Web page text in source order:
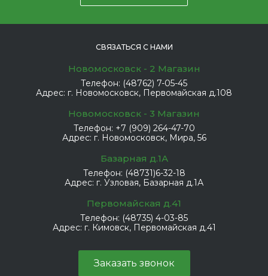
СВЯЗАТЬСЯ С НАМИ
Новомосковск - 2 Магазин
Телефон: (48762) 7-05-45
Адрес: г. Новомосковск, Первомайская д.108
Новомосковск - 3 Магазин
Телефон: +7 (909) 264-47-70
Адрес: г. Новомосковск, Мира, 56
Базарная д.1А
Телефон: (48731)6-32-18
Адрес: г. Узловая, Базарная д.1А
Первомайская д.41
Телефон: (48735) 4-03-85
Адрес: г. Кимовск, Первомайская д.41
Заказать звонок